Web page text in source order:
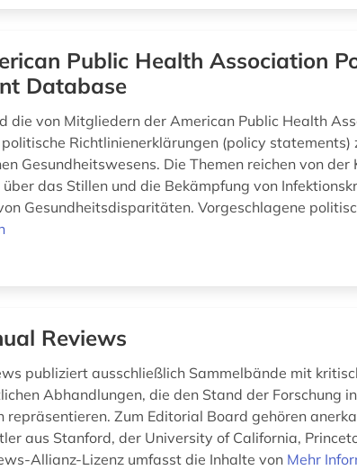
Public Health Association
Database
die von Mitgliedern der American Public Health
Richtlinienerklärungen (policy statements)
Gesundheitswesens. Die Themen reichen von der
das Stillen und die Bekämpfung von
Gesundheitsdisparitäten. Vorgeschlagene
Reviews
publiziert ausschließlich Sammelbände mit
Abhandlungen, die den Stand der Forschung
repräsentieren. Zum Editorial Board gehören
aus Stanford, der University of California,
Allianz-Lizenz umfasst die Inhalte von Mehr